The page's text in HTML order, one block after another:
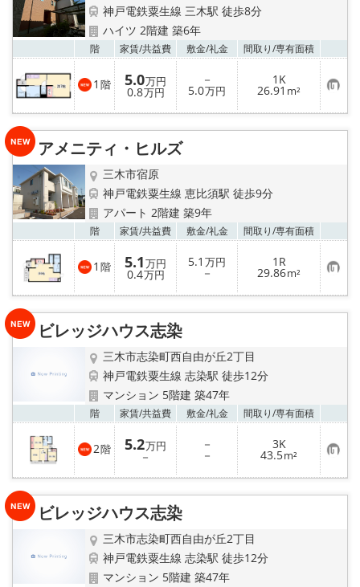
神戸電鉄粟生線 三木駅 徒歩8分
ハイツ 2階建 築6年
階 家賃/共益費 敷金/礼金 間取り/専有面積
1 階 5.0万円
0.8万円
－
5.0万円
1K
26.91 m² お
気
に
り
アメニティ・ヒルズ
三木市宿原
神戸電鉄粟生線 恵比須駅 徒歩9分
アパート 2階建 築9年
階 家賃/共益費 敷金/礼金 間取り/専有面積
1 階 5.1万円
0.4万円
5.1 万円
－
1R
29.86m² お
気
に
り
ビレッジハウス志染
三木市志染町西自由が丘2丁目
神戸電鉄粟生線 志染駅 徒歩12分
マンション 5階建 築47年
階 家賃/共益費 敷金/礼金 間取り/専有面積
2階 5.2万円
－
－
－
3K
43.5m² お
気
に
り
ビレッジハウス志染
三木市志染町西自由が丘2丁目
神戸電鉄粟生線 志染駅 徒歩12分
マンション 5階建 築47年